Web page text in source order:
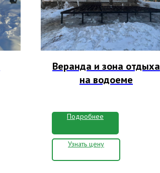
Веранда и зона отдыха
на водоеме
Подробнее
Узнать цену